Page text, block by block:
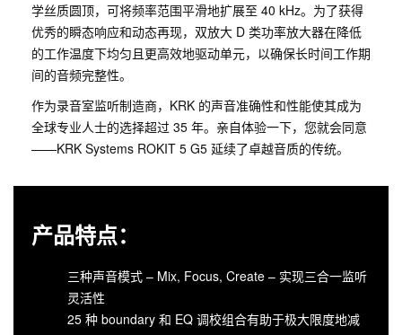
学丝质圆顶，可将频率范围平滑地扩展至 40 kHz。为了获得
优秀的瞬态响应和动态再现，双放大 D 类功率放大器在降低
的工作温度下均匀且更高效地驱动单元，以确保长时间工作期
间的音频完整性。
作为录音室监听制造商，KRK 的声音准确性和性能使其成为
全球专业人士的选择超过 35 年。亲自体验一下，您就会同意
——KRK Systems ROKIT 5 G5 延续了卓越音质的传统。
产品特点：
三种声音模式 – Mix, Focus, Create – 实现三合一监听
灵活性
25 种 boundary 和 EQ 调校组合有助于极大限度地减